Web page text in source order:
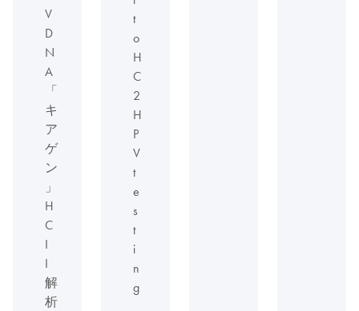
V
D
N
A
「
キ
ア
ゲ
ン
」
H
C
I
I
解
析
t
o
H
C
2
H
P
V
t
e
s
t
i
n
g